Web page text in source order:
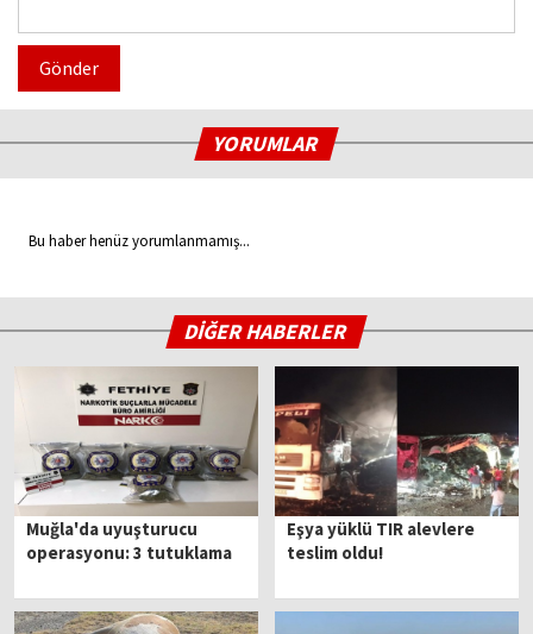
Gönder
YORUMLAR
Bu haber henüz yorumlanmamış...
DİĞER HABERLER
Muğla'da uyuşturucu
operasyonu: 3 tutuklama
Eşya yüklü TIR alevlere
teslim oldu!